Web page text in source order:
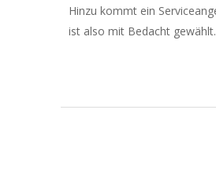
Hinzu kommt ein
ist also mit Bedacht gewählt.